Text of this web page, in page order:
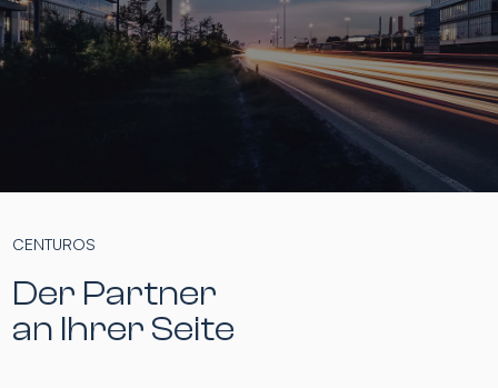
CENTUROS
Der Partner
an Ihrer Seite